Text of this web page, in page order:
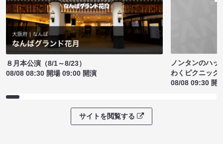
８月本公演（8/1～8/23）
08/08 08:30 開場 09:00 開演
ノンタンのハッ
わくピクニック
08/08 09:30 開
サイトを閲覧する